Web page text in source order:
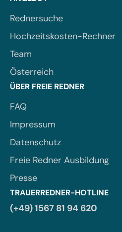
Rednersuche
Hochzeitskosten-Rechner
Team
Österreich
ÜBER FREIE REDNER
FAQ
Impressum
Datenschutz
Freie Redner Ausbildung
Presse
TRAUERREDNER-HOTLINE
(+49) 1567 81 94 620